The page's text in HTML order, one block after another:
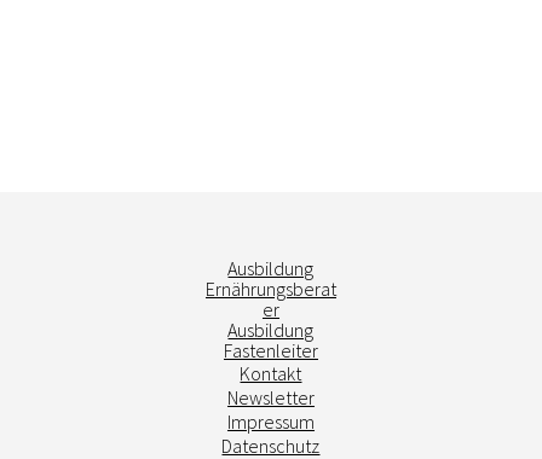
Ausbildung
Ernährungsberat
er
Ausbildung
Fastenleiter
Kontakt
Newsletter
Impressum
Datenschutz